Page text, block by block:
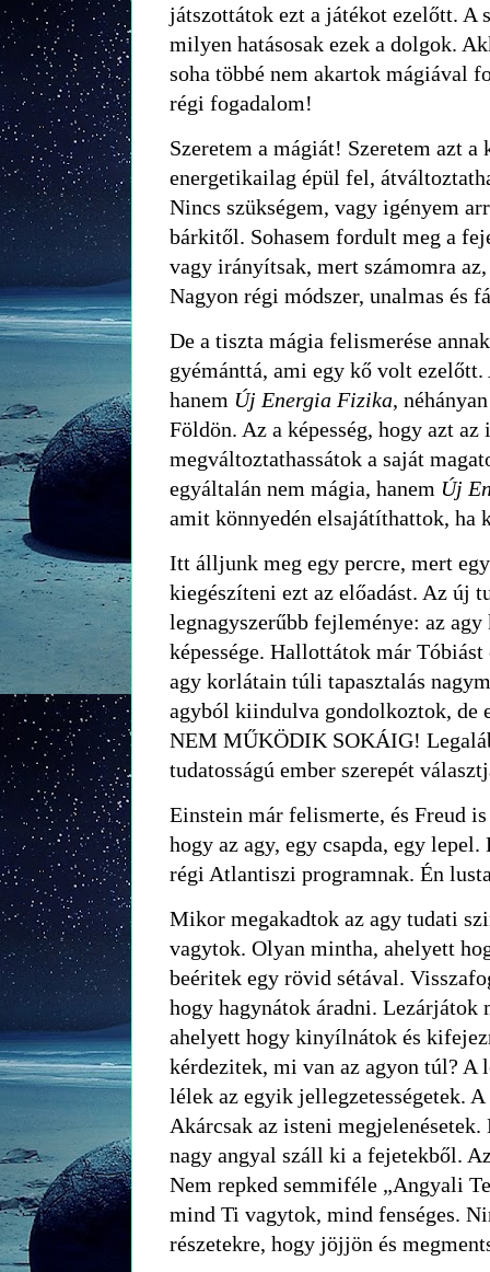
játszottátok ezt a játékot ezelőtt. A
milyen hatásosak ezek a dolgok.
soha többé nem akartok mágiával
régi fogadalom!
Szeretem a mágiát! Szeretem azt
energetikailag épül fel,
Nincs szükségem, vagy igényem
bárkitől. Sohasem fordult meg a
vagy irányítsak, mert számomra
Nagyon régi módszer, unalmas és
De a tiszta mágia felismerése
gyémánttá, ami egy kő volt
hanem Új Energia Fizika,
Földön. Az a képesség, hogy azt
megváltoztathassátok a saját
egyáltalán nem mágia, hanem Új
amit könnyedén elsajátíthattok, ha
Itt álljunk meg egy percre, mert
kiegészíteni ezt az előadást. Az új
legnagyszerűbb fejleménye: az
képessége. Hallottátok már
agy korlátain túli tapasztalás
agyból kiindulva gondolkoztok, de
NEM MŰKÖDIK SOKÁIG!
tudatosságú ember szerepét
Einstein már felismerte, és Freud
hogy az agy, egy csapda, egy
régi Atlantiszi programnak. Én
Mikor megakadtok az agy tudati
vagytok. Olyan mintha, ahelyett
beéritek egy rövid sétával.
hogy hagynátok áradni. Lezárjátok
ahelyett hogy kinyílnátok és
kérdezitek, mi van az agyon túl? A
lélek az egyik jellegzetességetek.
Akárcsak az isteni
nagy angyal száll ki a fejetekből.
Nem repked semmiféle „Angyali
mind Ti vagytok, mind fenséges.
részetekre, hogy jöjjön és